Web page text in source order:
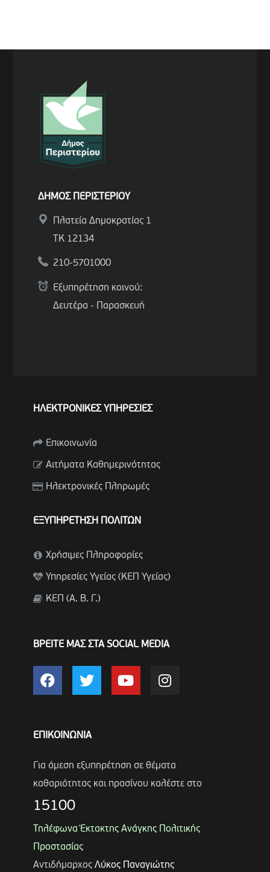
ΔΗΜΟΣ ΠΕΡΙΣΤΕΡΙΟΥ
Πλατεία Δημοκρατίας 1
ΤΚ 12134
210-5701000
Εξυπηρέτηση κοινού:
Δευτέρα - Παρασκευή
ΗΛΕΚΤΡΟΝΙΚΕΣ ΥΠΗΡΕΣΙΕΣ
Επικοινωνία
Αιτήματα Καθημερινότητας
Ηλεκτρονικές Πληρωμές
ΕΞΥΠΗΡΕΤΗΣΗ ΠΟΛΙΤΩΝ
Χρήσιμες Πληροφορίες
Υπηρεσίες Υγείας (ΚΕΠ Υγείας)
ΚΕΠ (Α. Β. Γ.)
ΒΡΕΙΤΕ ΜΑΣ ΣΤΑ SOCIAL MEDIA
ΕΠΙΚΟΙΝΩΝΙΑ
Για άμεση εξυπηρέτηση σε θέματα
καθαριότητας και πρασίνου καλέστε στο
15100
Τηλέφωνα Έκτακτης Ανάγκης Πολιτικής
Προστασίας
Αντιδήμαρχος Λύκος Παναγιώτης